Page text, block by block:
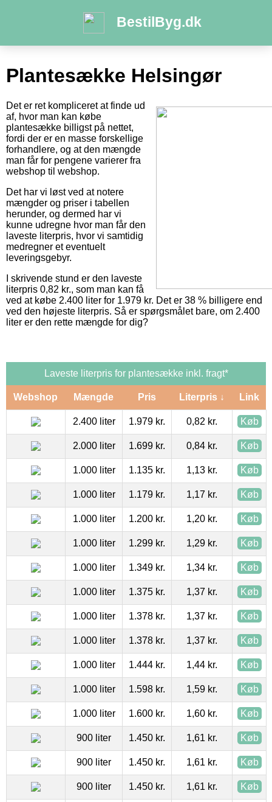
BestilByg.dk
Plantesække Helsingør
Det er ret kompliceret at finde ud
af, hvor man kan købe
plantesække billigst på nettet,
fordi der er en masse forskellige
forhandlere, og at den mængde
man får for pengene varierer fra
webshop til webshop.
Det har vi løst ved at notere
mængder og priser i tabellen
herunder, og dermed har vi
kunne udregne hvor man får den
laveste literpris, hvor vi samtidig
medregner et eventuelt
leveringsgebyr.
I skrivende stund er den laveste
literpris 0,82 kr., som man kan få
ved at købe 2.400 liter for 1.979 kr. Det er 38 % billigere end
ved den højeste literpris. Så er spørgsmålet bare, om 2.400
liter er den rette mængde for dig?
Laveste literpris for plantesække inkl. fragt*
Webshop Mængde Pris Literpris ↓ Link
2.400 liter 1.979 kr. 0,82 kr. Køb
2.000 liter 1.699 kr. 0,84 kr. Køb
1.000 liter 1.135 kr. 1,13 kr. Køb
1.000 liter 1.179 kr. 1,17 kr. Køb
1.000 liter 1.200 kr. 1,20 kr. Køb
1.000 liter 1.299 kr. 1,29 kr. Køb
1.000 liter 1.349 kr. 1,34 kr. Køb
1.000 liter 1.375 kr. 1,37 kr. Køb
1.000 liter 1.378 kr. 1,37 kr. Køb
1.000 liter 1.378 kr. 1,37 kr. Køb
1.000 liter 1.444 kr. 1,44 kr. Køb
1.000 liter 1.598 kr. 1,59 kr. Køb
1.000 liter 1.600 kr. 1,60 kr. Køb
900 liter 1.450 kr. 1,61 kr. Køb
900 liter 1.450 kr. 1,61 kr. Køb
900 liter 1.450 kr. 1,61 kr. Køb